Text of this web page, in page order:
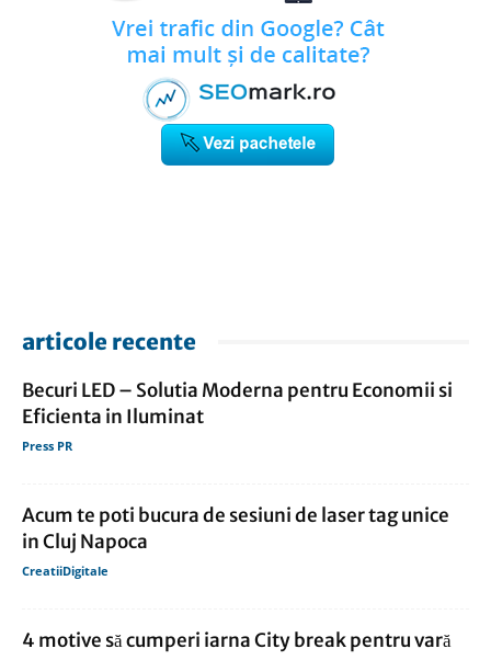
articole recente
Becuri LED – Solutia Moderna pentru Economii si
Eficienta in Iluminat
Press PR
Acum te poti bucura de sesiuni de laser tag unice
in Cluj Napoca
CreatiiDigitale
4 motive să cumperi iarna City break pentru vară